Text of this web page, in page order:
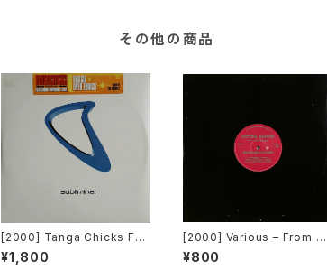
その他の商品
[2000] Tanga Chicks Fea
turing Dimitri & Tom – Bra
sil Over Zurich [Sublimin
¥1,800
[2000] Various – From Su
per Dance Freak Vol. 83
/ Back To The "Disco" ~
¥800